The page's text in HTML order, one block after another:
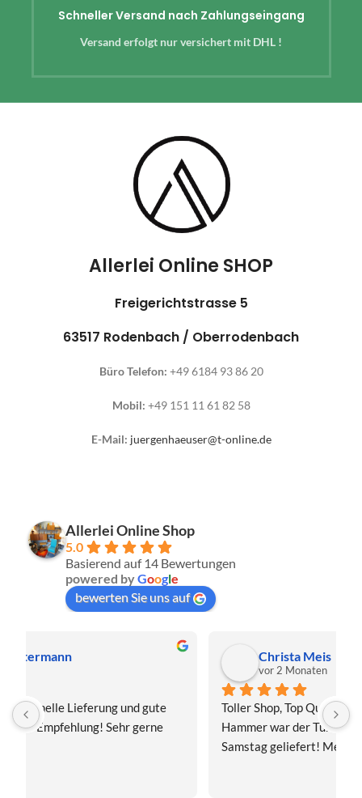
Schneller Versand nach Zahlungseingang
Versand erfolgt nur versichert mit DHL !
Allerlei Online SHOP
Freigerichtstrasse 5
63517 Rodenbach / Oberrodenbach
Büro Telefon: +49 6184 93 86 20
Mobil: +49 151 11 61 82 58
E-Mail: juergenhaeuser@t-online.de
Allerlei Online Shop
5.0
Basierend auf 14 Bewertungen
powered byGoogle
bewerten Sie uns auf
Toller Shop, Top Qualität. Aber der absolute
Hammer war der Turboversand!!! Freitag bestellt,
Samstag geliefert! Mega, nur zu empfehlen👍